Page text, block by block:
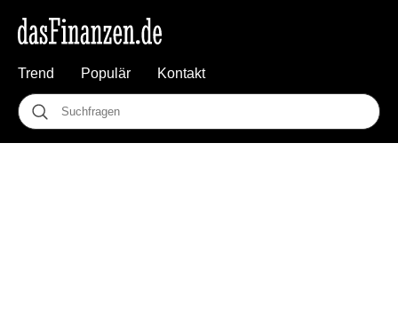
Trend Populär Kontakt